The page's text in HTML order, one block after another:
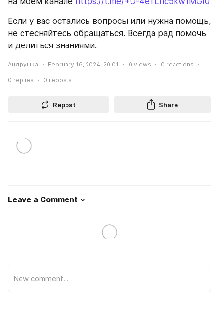
Если у вас остались вопросы или нужна помощь,
не стесняйтесь обращаться. Всегда рад помочь
и делиться знаниями.
Андрушка February 16, 2024, 20:01 0 views 0 reactions
0 replies 0 reposts
Repost Share
Leave a Comment